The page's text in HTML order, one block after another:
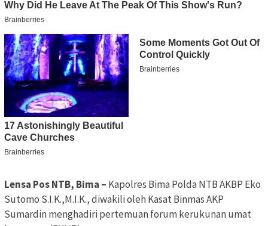
Lensa Pos NTB, Bima – Kapolres Bima Polda NTB AKBP Eko
Sutomo S.I.K.,M.I.K., diwakili oleh Kasat Binmas AKP
Sumardin menghadiri pertemuan forum kerukunan umat